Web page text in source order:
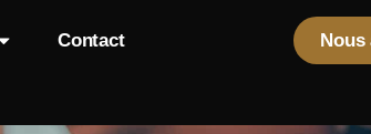
Contact Nous